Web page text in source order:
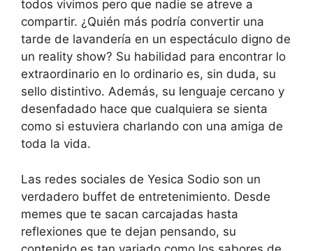
todos vivimos pero que nadie se atreve a
compartir. ¿Quién más podría convertir una
tarde de lavandería en un espectáculo digno de
un reality show? Su habilidad para encontrar lo
extraordinario en lo ordinario es, sin duda, su
sello distintivo. Además, su lenguaje cercano y
desenfadado hace que cualquiera se sienta
como si estuviera charlando con una amiga de
toda la vida.
Las redes sociales de Yesica Sodio son un
verdadero buffet de entretenimiento. Desde
memes que te sacan carcajadas hasta
reflexiones que te dejan pensando, su